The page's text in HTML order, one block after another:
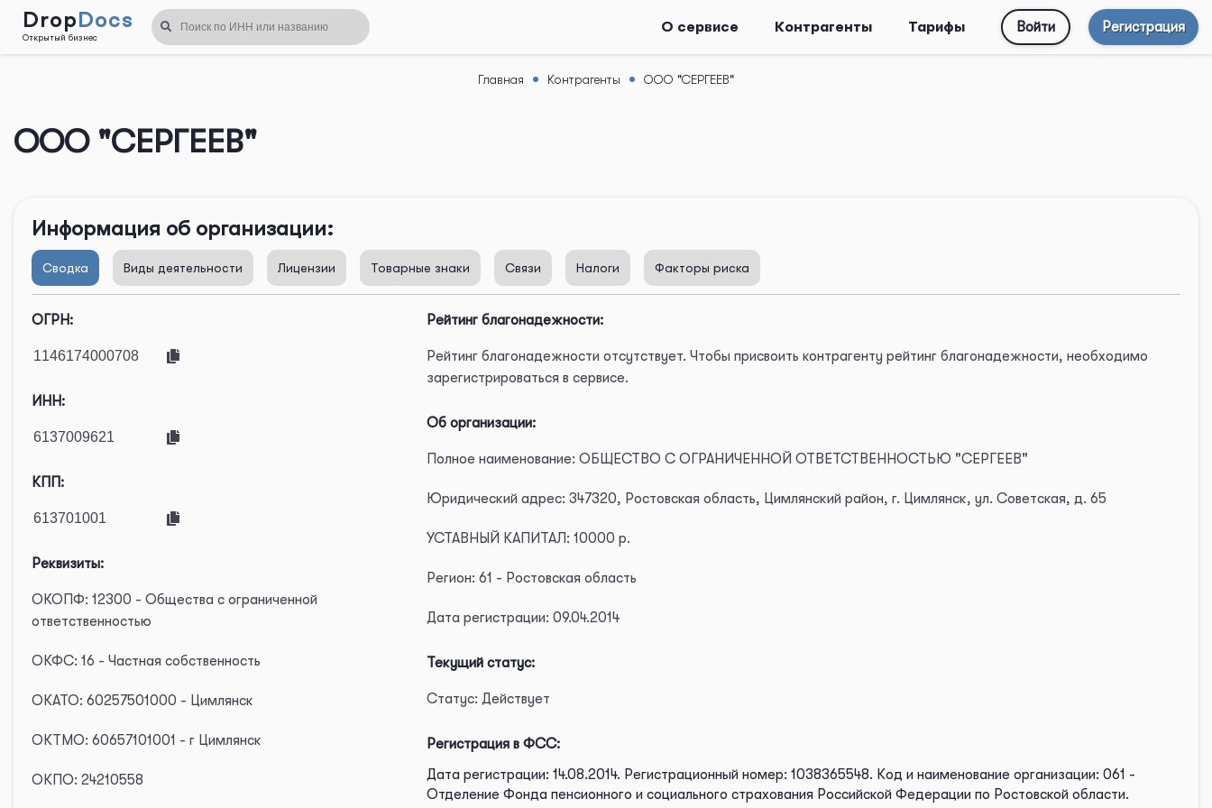
DropDocs
Открытый бизнес
О сервисе Контрагенты Тарифы Войти Регистрация
Главная Контрагенты ООО "СЕРГЕЕВ"
ООО "СЕРГЕЕВ"
Информация об организации:
Сводка Виды деятельности Лицензии Товарные знаки Связи Налоги Факторы риска
ОГРН:
ИНН:
КПП:
Реквизиты:
ОКОПФ: 12300 - Общества с ограниченной
ответственностью
ОКФС: 16 - Частная собственность
ОКАТО: 60257501000 - Цимлянск
ОКТМО: 60657101001 - г Цимлянск
ОКПО: 24210558
Рейтинг благонадежности:
Рейтинг благонадежности отсутствует. Чтобы присвоить контрагенту рейтинг благонадежности, необходимо
зарегистрироваться в сервисе.
Об организации:
Полное наименование: ОБЩЕСТВО С ОГРАНИЧЕННОЙ ОТВЕТСТВЕННОСТЬЮ "СЕРГЕЕВ"
Юридический адрес: 347320, Ростовская область, Цимлянский район, г. Цимлянск, ул. Советская, д. 65
УСТАВНЫЙ КАПИТАЛ: 10000 р.
Регион: 61 - Ростовская область
Дата регистрации: 09.04.2014
Текущий статус:
Статус: Действует
Регистрация в ФСС:
Дата регистрации: 14.08.2014. Регистрационный номер: 1038365548. Код и наименование организации: 061 -
Отделение Фонда пенсионного и социального страхования Российской Федерации по Ростовской области.